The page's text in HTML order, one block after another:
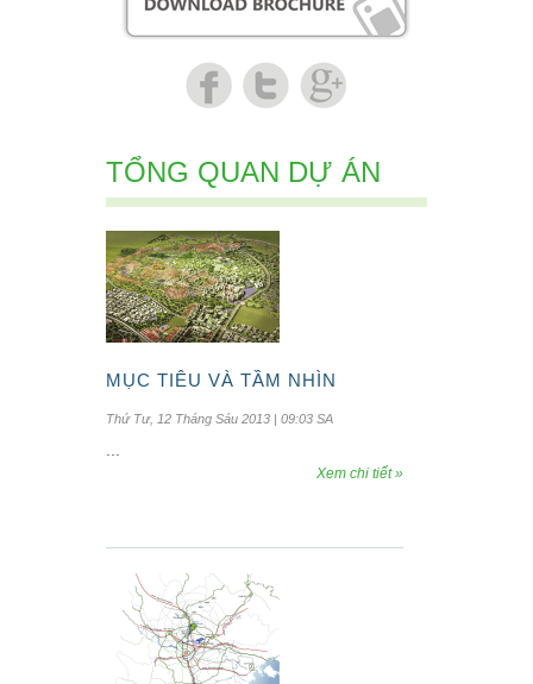
TỔNG QUAN DỰ ÁN
MỤC TIÊU VÀ TẦM NHÌN
Thứ Tư, 12 Tháng Sáu 2013 | 09:03 SA
Xem chi tiết »